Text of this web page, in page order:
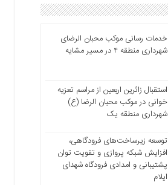
خدمات رسانی موکب محبان الرضای
شهرداری منطقه ۴ در مسیر مشایه
استقبال زائرین اربعین از مراسم تعزیه
خوانی در موکب محبان الرضا (ع)
شهرداری منطقه یک
توسعه زیرساخت‌های فرودگاهی،
افزایش شبکه پروازی و تقویت توان
پشتیبانی و امدادی فرودگاه شهدای
ایلام